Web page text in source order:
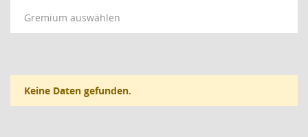
Gremium auswählen
Keine Daten gefunden.